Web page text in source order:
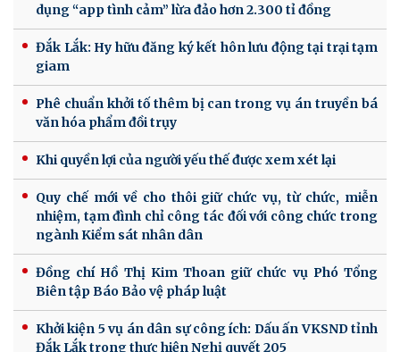
dụng “app tình cảm” lừa đảo hơn 2.300 tỉ đồng
Đắk Lắk: Hy hữu đăng ký kết hôn lưu động tại trại tạm
giam
Phê chuẩn khởi tố thêm bị can trong vụ án truyền bá
văn hóa phẩm đồi trụy
Khi quyền lợi của người yếu thế được xem xét lại
Quy chế mới về cho thôi giữ chức vụ, từ chức, miễn
nhiệm, tạm đình chỉ công tác đối với công chức trong
ngành Kiểm sát nhân dân
Đồng chí Hồ Thị Kim Thoan giữ chức vụ Phó Tổng
Biên tập Báo Bảo vệ pháp luật
Khởi kiện 5 vụ án dân sự công ích: Dấu ấn VKSND tỉnh
Đắk Lắk trong thực hiện Nghị quyết 205